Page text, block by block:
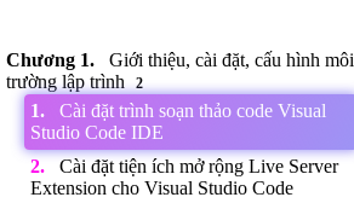
Giới thiệu, cài đặt, cấu hình môi
trường lập trình
2
Cài đặt trình soạn thảo code Visual
Studio Code IDE
Cài đặt tiện ích mở rộng Live Server
Extension cho Visual Studio Code